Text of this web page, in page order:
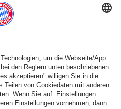
Größe
voller Größe
in voller GrößeZeige in voller Größe
Zeige in voller
Zeige inZeige
Größe
voller Größe